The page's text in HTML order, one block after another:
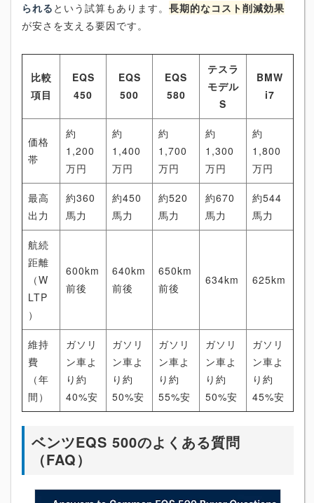
られる という試算もあります。 長期的なコスト削減効果
が安さを支える要因です。
比較
項目
EQS
450
EQS
500
EQS
580
テスラ
モデル
S
BMW
i7
価格
帯
約
1,200
万円
約
1,400
万円
約
1,700
万円
約
1,300
万円
約
1,800
万円
最高
出力
約360
馬力
約450
馬力
約520
馬力
約670
馬力
約544
馬力
航続
距離
（W
LTP
）
600km
前後
640km
前後
650km
前後
634km 625km
維持
費
（年
間）
ガソリ
ン車よ
り約
40%安
ガソリ
ン車よ
り約
50%安
ガソリ
ン車よ
り約
55%安
ガソリ
ン車よ
り約
50%安
ガソリ
ン車よ
り約
45%安
ベンツEQS 500のよくある質問
（FAQ）